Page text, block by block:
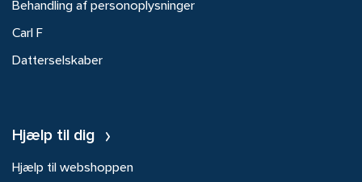
Behandling af personoplysninger
Carl F
Datterselskaber
Hjælp til dig
Hjælp til webshoppen